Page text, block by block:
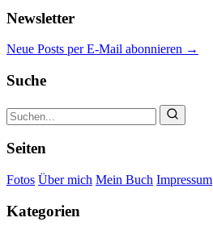
Newsletter
Neue Posts per E-Mail abonnieren →
Suche
Seiten
Fotos Über mich Mein Buch Impressum
Kategorien